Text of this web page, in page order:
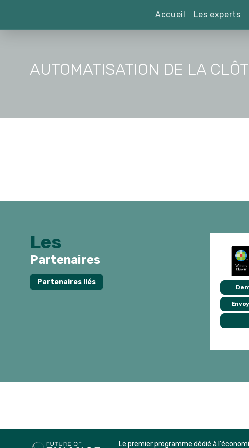
Accueil Les experts
AUTOMATISATION DE LA
Les
Partenaires
Partenaires liés
Le premier programme dédié à